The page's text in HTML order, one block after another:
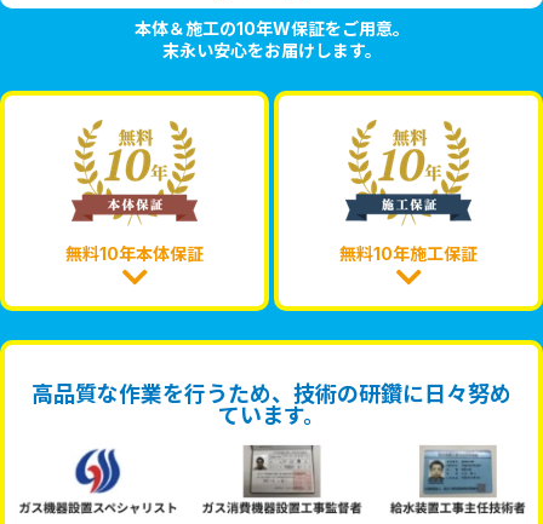
本体＆施工の10年W保証をご用意。
末永い安心をお届けします。
無料10年本体保証 無料10年施工保証
高品質な作業を行うため、技術の研鑽に日々努め
ています。